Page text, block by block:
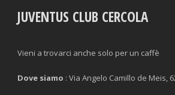
JUVENTUS CLUB CERCOLA
Vieni a trovarci anche solo per un caffè
Dove siamo : Via Angelo Camillo de Meis,